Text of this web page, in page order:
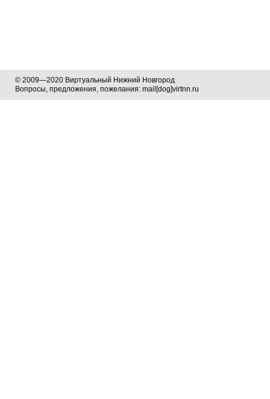
© 2009—2020 Виртуальный Нижний Новгород
Вопросы, предложения, пожелания: mail[dog]virtnn.ru